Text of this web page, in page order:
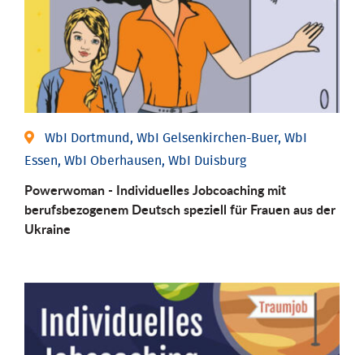
WbI Dortmund, WbI Gelsenkirchen-Buer, WbI
Essen, WbI Oberhausen, WbI Duisburg
Powerwoman - Individuelles Jobcoaching mit
berufsbezogenem Deutsch speziell für Frauen aus der
Ukraine